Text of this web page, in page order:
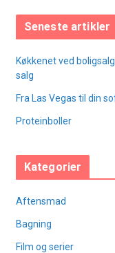
Seneste artikler
Køkkenet ved
salg
Fra Las Vegas til din
Proteinboller
Kategorier
Aftensmad
Bagning
Film og serier